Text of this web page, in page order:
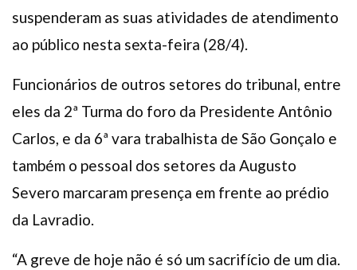
suspenderam as suas atividades de atendimento
ao público nesta sexta-feira (28/4).
Funcionários de outros setores do tribunal, entre
eles da 2ª Turma do foro da Presidente Antônio
Carlos, e da 6ª vara trabalhista de São Gonçalo e
também o pessoal dos setores da Augusto
Severo marcaram presença em frente ao prédio
da Lavradio.
“A greve de hoje não é só um sacrifício de um dia.